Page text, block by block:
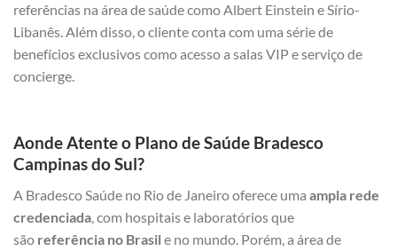
referências na área de saúde como Albert Einstein e Sírio-
Libanês. Além disso, o cliente conta com uma série de
benefícios exclusivos como acesso a salas VIP e serviço de
concierge.
Aonde Atente o Plano de Saúde Bradesco
Campinas do Sul?
A Bradesco Saúde no Rio de Janeiro oferece uma ampla rede
credenciada , com hospitais e laboratórios que
são referência no Brasil e no mundo. Porém, a área de